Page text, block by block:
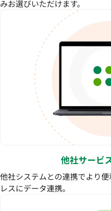
みお選びいただけます。
他社サービ
他社システムとの連携でより
レスにデータ連携。